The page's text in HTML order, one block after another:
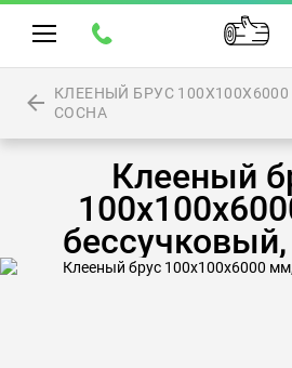
КЛЕЕНЫЙ БРУС
СОСНА
Клееный